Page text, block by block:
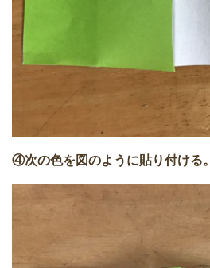
④次の色を図のように貼り付ける。